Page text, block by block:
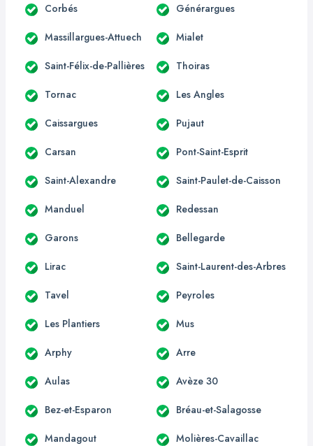
Corbés Générargues
Massillargues-Attuech Mialet
Saint-Félix-de-Pallières Thoiras
Tornac Les Angles
Caissargues Pujaut
Carsan Pont-Saint-Esprit
Saint-Alexandre Saint-Paulet-de-Caisson
Manduel Redessan
Garons Bellegarde
Lirac Saint-Laurent-des-Arbres
Tavel Peyroles
Les Plantiers Mus
Arphy Arre
Aulas Avèze 30
Bez-et-Esparon Bréau-et-Salagosse
Mandagout Molières-Cavaillac